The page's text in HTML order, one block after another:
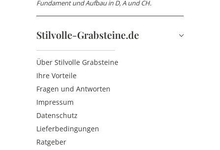
Fundament und Aufbau in D, A und CH.
Stilvolle-Grabsteine.de
Über Stilvolle Grabsteine
Ihre Vorteile
Fragen und Antworten
Impressum
Datenschutz
Lieferbedingungen
Ratgeber